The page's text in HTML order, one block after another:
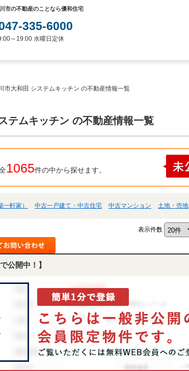
市の不動産のことなら優和住宅
335-6000
～19:00 水曜日定休
市大和田 システムキッチン の不動産情報一覧
テムキッチン の不動産情報一覧
1065件の中から探せます。
軒家） 中古一戸建て・中古住宅 中古マンション 土地・売地
表示件数
公開中！】